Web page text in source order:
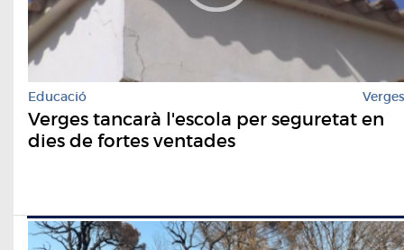
Educació Verges
Verges tancarà l'escola per seguretat en
dies de fortes ventades